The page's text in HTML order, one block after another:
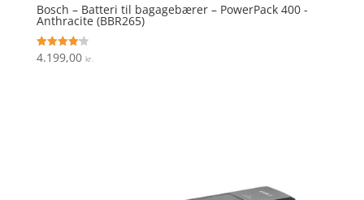
Bosch – Batteri til bagagebærer – PowerPack 400 -
Anthracite (BBR265)
Vurderet
4.2
4.199,00 kr.